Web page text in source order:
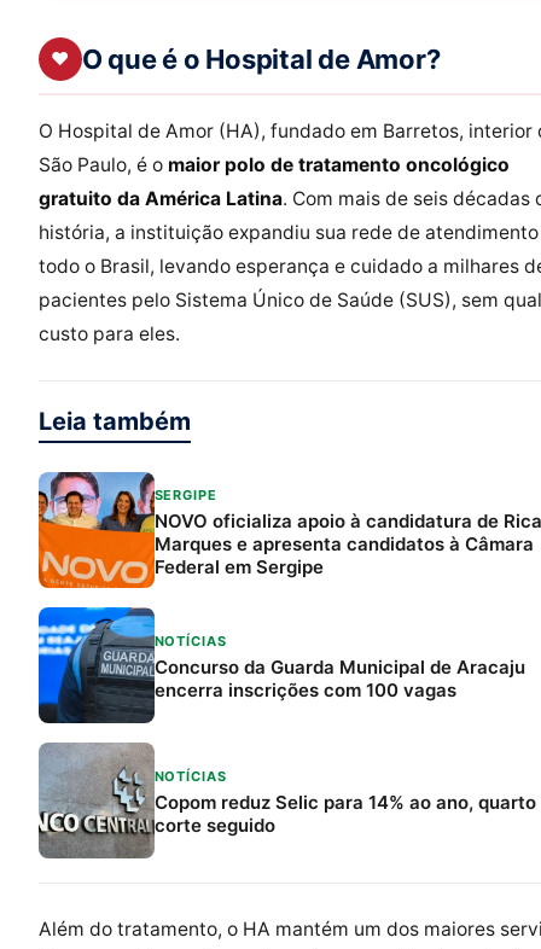
❤ O que é o Hospital de Amor?
O Hospital de Amor (HA), fundado em Barretos, interior
São Paulo, é o maior polo de tratamento oncológico
gratuito da América Latina. Com mais de seis décadas
história, a instituição expandiu sua rede de
todo o Brasil, levando esperança e cuidado a milhares
pacientes pelo Sistema Único de Saúde (SUS), sem
custo para eles.
Leia também
SERGIPE
NOVO oficializa apoio à candidatura de
Marques e apresenta candidatos à Câmara
Federal em Sergipe
NOTÍCIAS
Concurso da Guarda Municipal de Aracaju
encerra inscrições com 100 vagas
NOTÍCIAS
Copom reduz Selic para 14% ao ano, quarto
corte seguido
Além do tratamento, o HA mantém um dos maiores